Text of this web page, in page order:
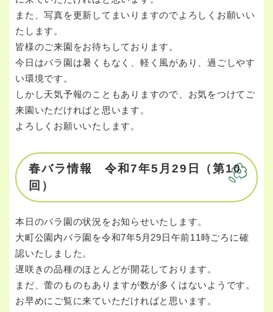
また、写真を更新してまいりますのでよろしくお願いい
たします。
皆様のご来園をお待ちしております。
今日はバラ園は暑くもなく、軽く風があり、過ごしやす
い環境です。
しかし天気予報のこともありますので、お気をつけてご
来園いただければと思います。
よろしくお願いいたします。
春バラ情報 令和7年5月29日（第10
回）
本日のバラ園の状況をお知らせいたします。
大町公園内バラ園を令和7年5月29日午前11時ごろに確
認いたしました。
遅咲きの品種のほとんどが開花しております。
まだ、蕾のものもありますが数が多くはないようです。
お早めにご覧に来ていただければと思います。